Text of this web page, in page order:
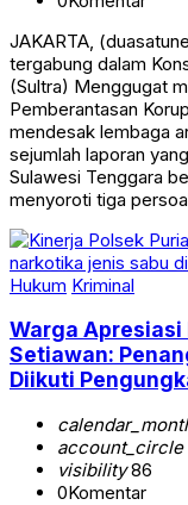
JAKARTA,
tergabung dalam
(Sultra) Menggugat
Pemberantasan
mendesak lembaga
sejumlah laporan
Sulawesi Tenggara
menyoroti tiga
Hukum Kriminal
Warga Apresiasi
Setiawan:
Diikuti
account_circle
visibility86
0Komentar